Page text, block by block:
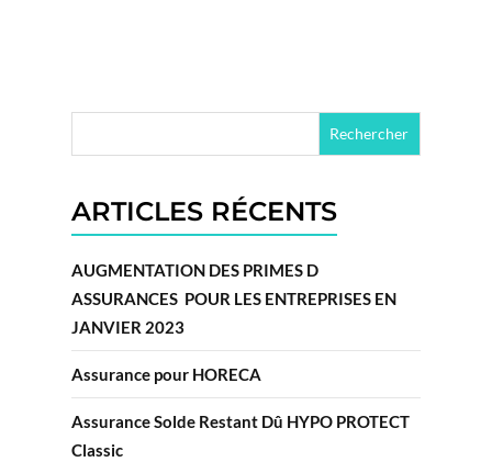
ARTICLES RÉCENTS
AUGMENTATION DES PRIMES D
ASSURANCES POUR LES ENTREPRISES EN
JANVIER 2023
Assurance pour HORECA
Assurance Solde Restant Dû HYPO PROTECT
Classic